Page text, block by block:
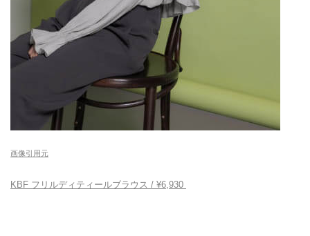
画像引用元
KBF フリルディティールブラウス / ¥6,930